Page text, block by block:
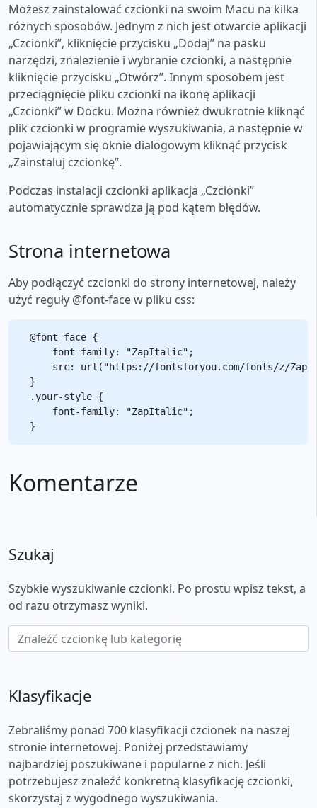
Możesz zainstalować czcionki na swoim Macu na kilka
różnych sposobów. Jednym z nich jest otwarcie aplikacji
„Czcionki”, kliknięcie przycisku „Dodaj” na pasku
narzędzi, znalezienie i wybranie czcionki, a następnie
kliknięcie przycisku „Otwórz”. Innym sposobem jest
przeciągnięcie pliku czcionki na ikonę aplikacji
„Czcionki” w Docku. Można również dwukrotnie kliknąć
plik czcionki w programie wyszukiwania, a następnie w
pojawiającym się oknie dialogowym kliknąć przycisk
„Zainstaluj czcionkę”.
Podczas instalacji czcionki aplikacja „Czcionki”
automatycznie sprawdza ją pod kątem błędów.
Strona internetowa
Aby podłączyć czcionki do strony internetowej, należy
użyć reguły @font-face w pliku css:
@font-face {
    font-family: "ZapItalic";
src: url("https://fontsforyou.com/fonts/z/
}
.your-style {
    font-family: "ZapItalic";
Komentarze
Szukaj
Szybkie wyszukiwanie czcionki. Po prostu wpisz tekst, a
od razu otrzymasz wyniki.
Klasyfikacje
Zebraliśmy ponad 700 klasyfikacji czcionek na naszej
stronie internetowej. Poniżej przedstawiamy
najbardziej poszukiwane i popularne z nich. Jeśli
potrzebujesz znaleźć konkretną klasyfikację czcionki,
skorzystaj z wygodnego wyszukiwania.